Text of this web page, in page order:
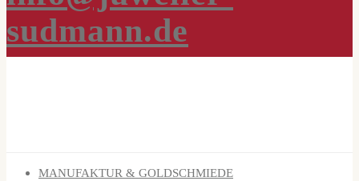
sudmann.de
MANUFAKTUR & GOLDSCHMIEDE